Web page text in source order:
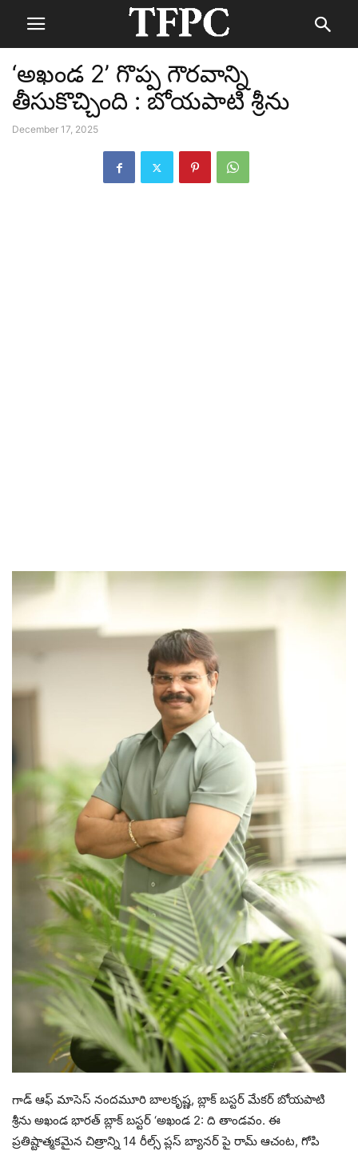
‘అఖండ 2’ గొప్ప గౌరవాన్ని
తీసుకొచ్చింది : బోయపాటి శ్రీను
December 17, 2025
గాడ్ ఆఫ్ మాసెస్ నందమూరి బాలకృష్ణ, బ్లాక్ బస్టర్ మేకర్ బోయపాటి
శ్రీను అఖండ భారత్ బ్లాక్ బస్టర్ ‘అఖండ 2: ది తాండవం. ఈ
ప్రతిష్టాత్మకమైన చిత్రాన్ని 14 రీల్స్ ప్లస్ బ్యానర్ పై రామ్ ఆచంట, గోపి